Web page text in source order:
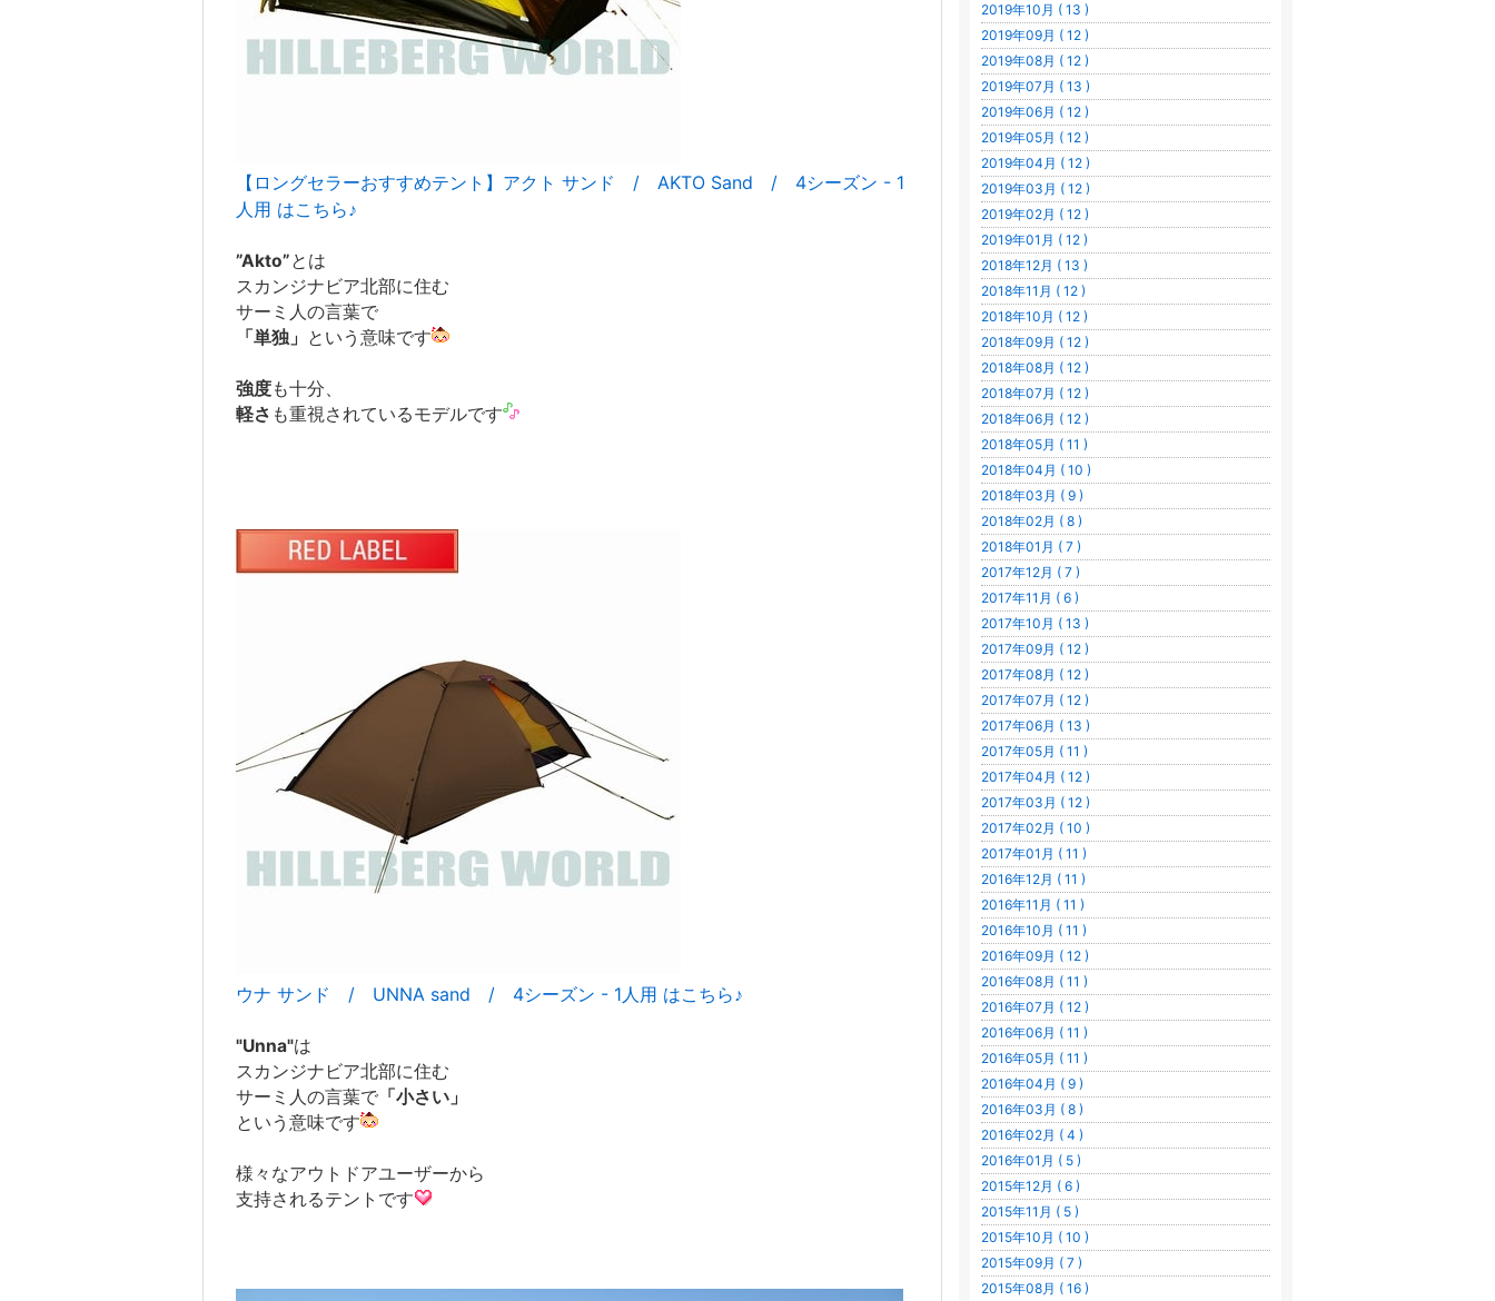
【ロングセラーおすすめテント】アクト サンド / AKTO Sand / 4シーズン - 1
人用 はこちら♪
”Akto”とは
スカンジナビア北部に住む
サーミ人の言葉で
「単独」 という意味です
強度も十分、
軽さ も重視されているモデルです
ウナ サンド / UNNA sand / 4シーズン - 1人用 はこちら♪
"Unna"は
スカンジナビア北部に住む
サーミ人の言葉で 「小さい」
という意味です
様々なアウトドアユーザーから
支持されるテントです
2019年10月 ( 13 )
2019年09月 ( 12 )
2019年08月 ( 12 )
2019年07月 ( 13 )
2019年06月 ( 12 )
2019年05月 ( 12 )
2019年04月 ( 12 )
2019年03月 ( 12 )
2019年02月 ( 12 )
2019年01月 ( 12 )
2018年12月 ( 13 )
2018年11月 ( 12 )
2018年10月 ( 12 )
2018年09月 ( 12 )
2018年08月 ( 12 )
2018年07月 ( 12 )
2018年06月 ( 12 )
2018年05月 ( 11 )
2018年04月 ( 10 )
2018年03月 ( 9 )
2018年02月 ( 8 )
2018年01月 ( 7 )
2017年12月 ( 7 )
2017年11月 ( 6 )
2017年10月 ( 13 )
2017年09月 ( 12 )
2017年08月 ( 12 )
2017年07月 ( 12 )
2017年06月 ( 13 )
2017年05月 ( 11 )
2017年04月 ( 12 )
2017年03月 ( 12 )
2017年02月 ( 10 )
2017年01月 ( 11 )
2016年12月 ( 11 )
2016年11月 ( 11 )
2016年10月 ( 11 )
2016年09月 ( 12 )
2016年08月 ( 11 )
2016年07月 ( 12 )
2016年06月 ( 11 )
2016年05月 ( 11 )
2016年04月 ( 9 )
2016年03月 ( 8 )
2016年02月 ( 4 )
2016年01月 ( 5 )
2015年12月 ( 6 )
2015年11月 ( 5 )
2015年10月 ( 10 )
2015年09月 ( 7 )
2015年08月 ( 16 )